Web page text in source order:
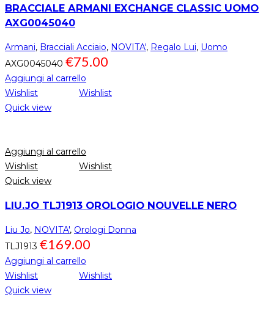
BRACCIALE ARMANI EXCHANGE CLASSIC UOMO
AXG0045040
Armani, Bracciali Acciaio, NOVITA', Regalo Lui, Uomo
AXG0045040 €75.00
Aggiungi al carrello
Wishlist
Wishlist
Quick view
Aggiungi al carrello
Wishlist
Wishlist
Quick view
LIU.JO TLJ1913 OROLOGIO NOUVELLE NERO
Liu Jo, NOVITA', Orologi Donna
TLJ1913 €169.00
Aggiungi al carrello
Wishlist
Wishlist
Quick view